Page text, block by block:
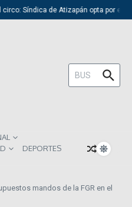
Síndica de Atizapán opta por el
Buscar:
DEPORTES
mandos de la FGR en el